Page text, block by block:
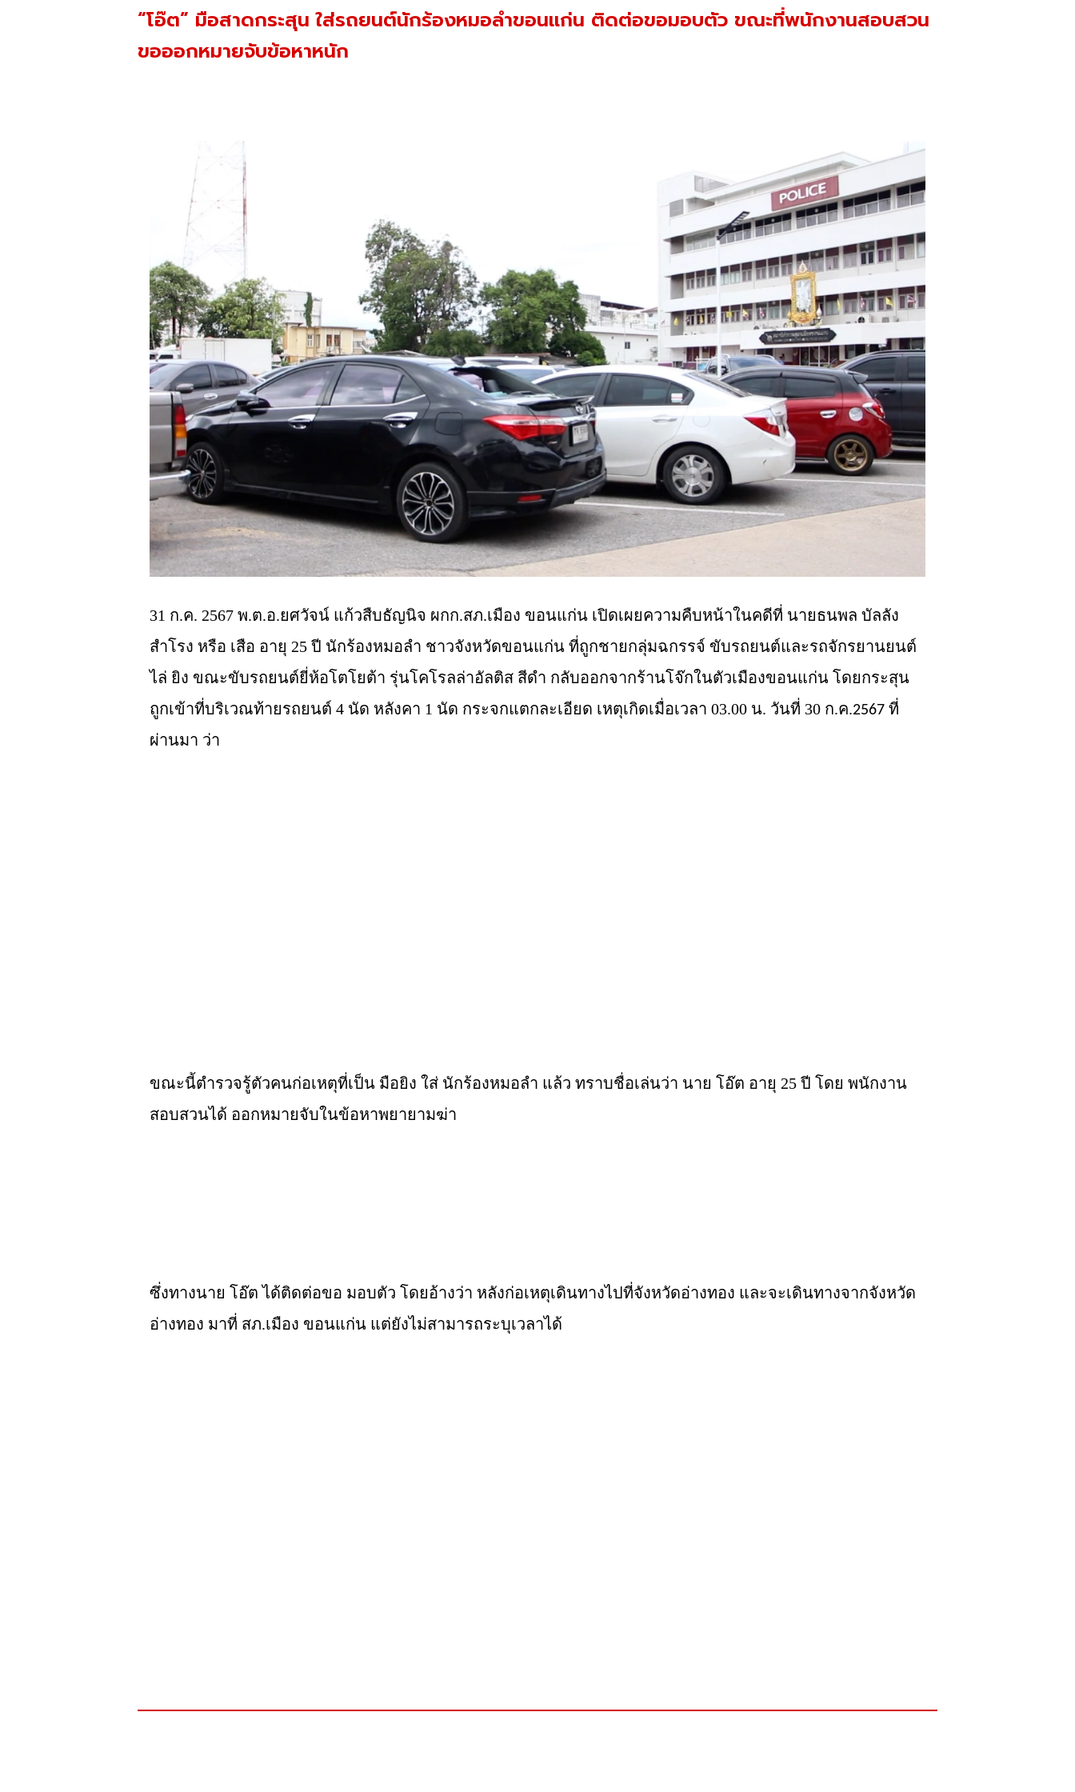
“โอ๊ต” มือสาดกระสุน ใส่รถยนต์นักร้องหมอลำขอนแก่น ติดต่อขอมอบตัว ขณะที่พนักงานสอบสวน
ขอออกหมายจับข้อหาหนัก
31 ก.ค. 2567 พ.ต.อ.ยศวัจน์ แก้วสืบธัญนิจ ผกก.สภ.เมือง ขอนแก่น เปิดเผยความคืบหน้าในคดีที่ นายธนพล บัลลัง
สำโรง หรือ เสือ อายุ 25 ปี นักร้องหมอลำ ชาวจังหวัดขอนแก่น ที่ถูกชายกลุ่มฉกรรจ์ ขับรถยนต์และรถจักรยานยนต์
ไล่ ยิง ขณะขับรถยนต์ยี่ห้อโตโยต้า รุ่นโคโรลล่าอัลติส สีดำ กลับออกจากร้านโจ๊กในตัวเมืองขอนแก่น โดยกระสุน
ถูกเข้าที่บริเวณท้ายรถยนต์ 4 นัด หลังคา 1 นัด กระจกแตกละเอียด เหตุเกิดเมื่อเวลา 03.00 น. วันที่ 30 ก.ค.2567 ที่
ผ่านมา ว่า
ขณะนี้ตำรวจรู้ตัวคนก่อเหตุที่เป็น มือยิง ใส่ นักร้องหมอลำ แล้ว ทราบชื่อเล่นว่า นาย โอ๊ต อายุ 25 ปี โดย พนักงาน
สอบสวนได้ ออกหมายจับในข้อหาพยายามฆ่า
ซึ่งทางนาย โอ๊ตได้ติดต่อขอ มอบตัว โดยอ้างว่า หลังก่อเหตุเดินทางไปที่จังหวัดอ่างทอง และจะเดินทางจากจังหวัด
อ่างทอง มาที่ สภ.เมือง ขอนแก่น แต่ยังไม่สามารถระบุเวลาได้